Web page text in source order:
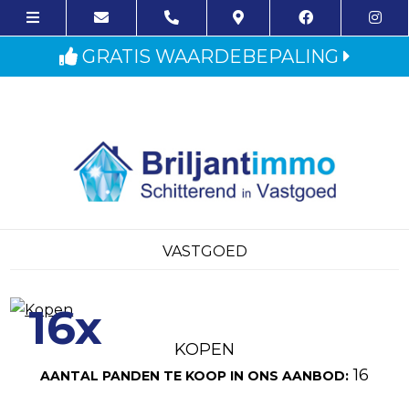
GRATIS WAARDEBEPALING
VASTGOED
16x KOPEN
AANTAL PANDEN TE KOOP IN ONS AANBOD: 16